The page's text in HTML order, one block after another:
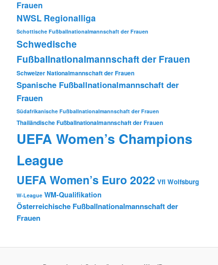
Frauen
NWSL Regionalliga
Schottische Fußballnationalmannschaft der Frauen
Schwedische
Fußballnationalmannschaft der Frauen
Schweizer Nationalmannschaft der Frauen
Spanische Fußballnationalmannschaft der
Frauen
Südafrikanische Fußballnationalmannschaft der Frauen
Thailändische Fußballnationalmannschaft der Frauen
UEFA Women’s Champions
League
UEFA Women’s Euro 2022 Vfl Wolfsburg
W-League WM-Qualifikation
Österreichische Fußballnationalmannschaft der
Frauen